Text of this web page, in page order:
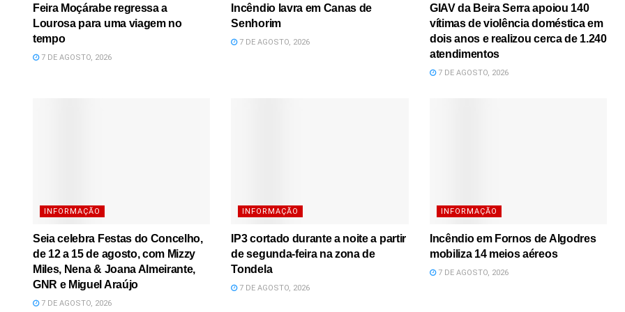
Feira Moçárabe regressa a
Lourosa para uma viagem no
tempo
7 DE AGOSTO, 2026
Incêndio lavra em Canas de
Senhorim
7 DE AGOSTO, 2026
GIAV da Beira Serra apoiou 140
vítimas de violência doméstica em
dois anos e realizou cerca de 1.240
atendimentos
7 DE AGOSTO, 2026
INFORMAÇÃO
Seia celebra Festas do Concelho,
de 12 a 15 de agosto, com Mizzy
Miles, Nena & Joana Almeirante,
GNR e Miguel Araújo
7 DE AGOSTO, 2026
INFORMAÇÃO
IP3 cortado durante a noite a partir
de segunda-feira na zona de
Tondela
7 DE AGOSTO, 2026
INFORMAÇÃO
Incêndio em Fornos de Algodres
mobiliza 14 meios aéreos
7 DE AGOSTO, 2026